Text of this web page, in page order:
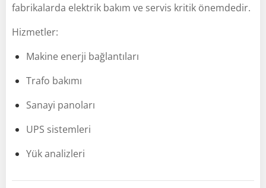
fabrikalarda elektrik bakım ve servis kritik önemdedir.
Hizmetler:
Makine enerji bağlantıları
Trafo bakımı
Sanayi panoları
UPS sistemleri
Yük analizleri